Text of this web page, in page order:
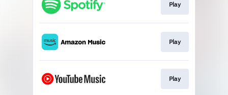
Play
Play
Play